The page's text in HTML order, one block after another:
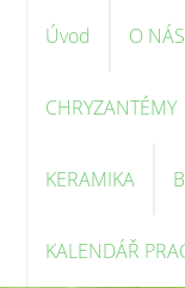
Úvod O NÁS
CHRYZANTÉMY
KERAMIKA
KALENDÁŘ